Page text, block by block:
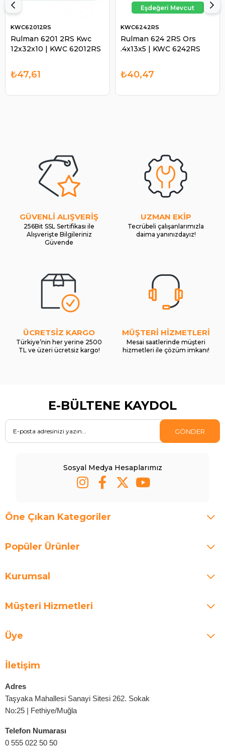
Rulman 6201 2RS Kwc
12x32x10 | KWC 62012RS
KWC62012RS
₺47,61
Rulman 624 2RS Ors
.4x13x5 | KWC 6242RS
KWC6242RS
₺40,47
GÜVENLİ ALIŞVERİŞ
256Bit SSL Sertifikası ile
Alışverişte Bilgileriniz
Güvende
UZMAN EKİP
Tecrübeli çalışanlarımızla
daima yanınızdayız!
ÜCRETSİZ KARGO
Türkiye’nin her yerine 2500
TL ve üzeri ücretsiz kargo!
MÜŞTERİ HİZMETLERİ
Mesai saatlerinde müşteri
hizmetleri ile çözüm imkanı!
E-BÜLTENE KAYDOL
GÖNDER
Sosyal Medya Hesaplarımız
Öne Çıkan Kategoriler
Popüler Ürünler
Kurumsal
Müşteri Hizmetleri
Üye
İletişim
Adres
Taşyaka Mahallesi Sanayi Sitesi 262. Sokak
No:25 | Fethiye/Muğla
Telefon Numarası
0 555 022 50 50